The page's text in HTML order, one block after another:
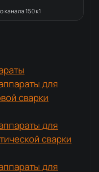
150 к1
для
сварки
для
сварки
для